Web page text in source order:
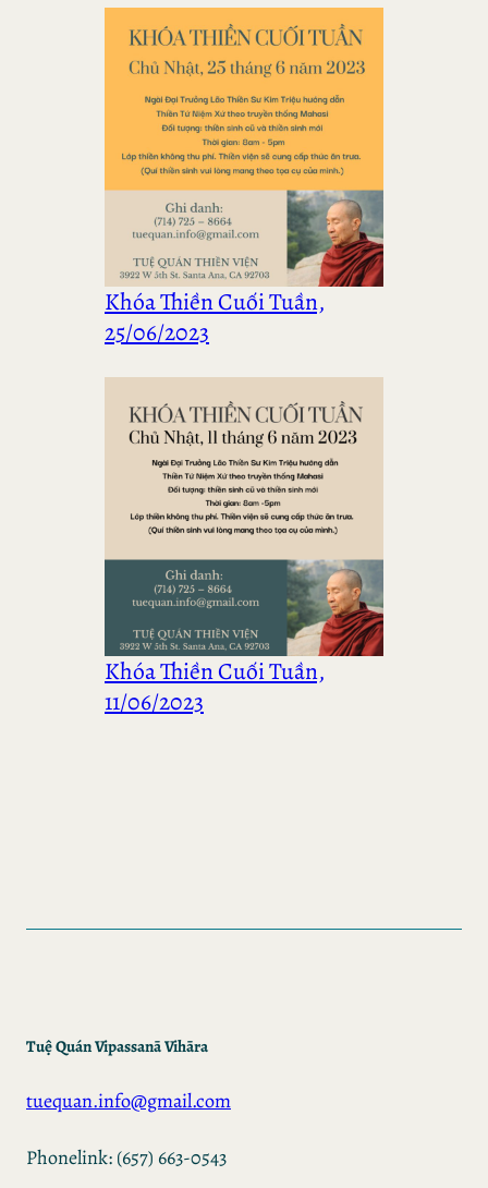
Khóa Thiền Cuối Tuần,
25/06/2023
Khóa Thiền Cuối Tuần,
11/06/2023
Tuệ Quán Vipassanā Vihāra
tuequan.info@gmail.com
Phonelink: (657) 663-0543